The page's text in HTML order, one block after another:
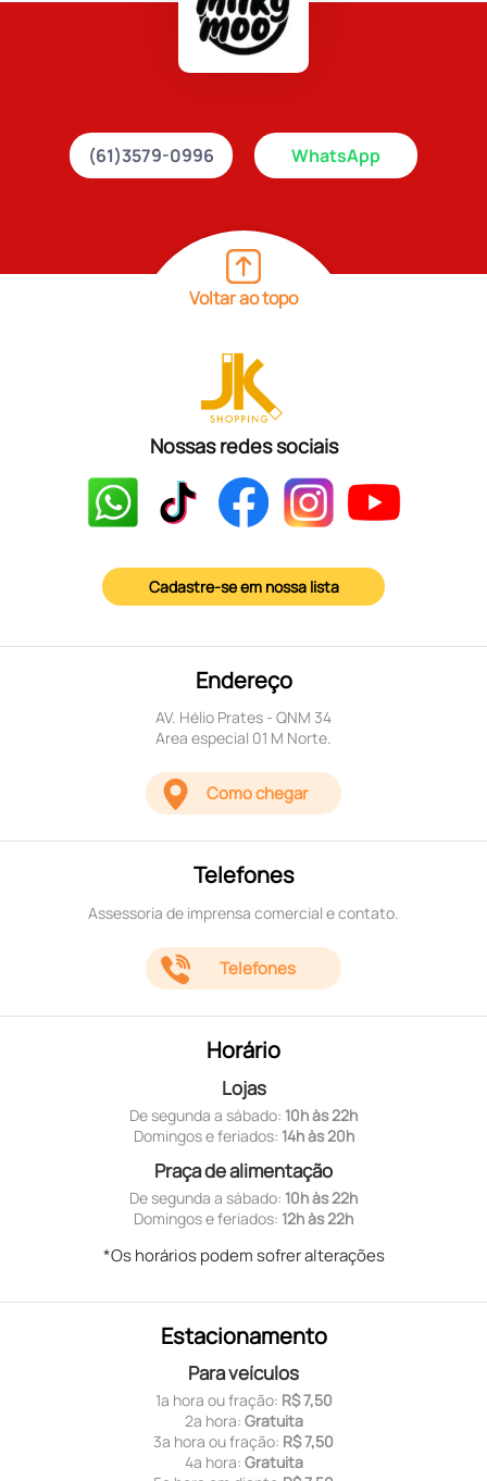
(61)3579-0996 WhatsApp
Voltar ao topo
Nossas redes sociais
Cadastre-se em nossa lista
Endereço
AV. Hélio Prates - QNM 34
Area especial 01 M Norte.
Como chegar
Telefones
Assessoria de imprensa comercial e contato.
Telefones
Horário
Lojas
De segunda a sábado: 10h às 22h
Domingos e feriados: 14h às 20h
Praça de alimentação
De segunda a sábado: 10h às 22h
Domingos e feriados: 12h às 22h
*Os horários podem sofrer alterações
Estacionamento
Para veículos
1ª hora ou fração: R$ 7,50
2ª hora: Gratuita
3ª hora ou fração: R$ 7,50
4ª hora: Gratuita